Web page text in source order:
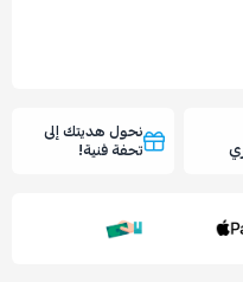
نحول هديتك إلى
تحفة فنية!